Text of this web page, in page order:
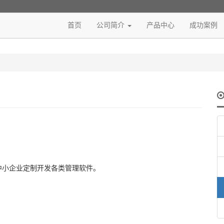
首页 公司简介 产品中心 成功案例
企业定制开发各类管理软件。